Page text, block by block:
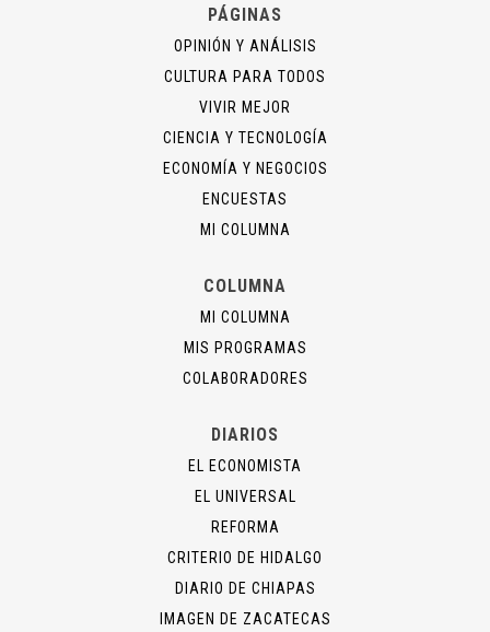
PÁGINAS
OPINIÓN Y ANÁLISIS
CULTURA PARA TODOS
VIVIR MEJOR
CIENCIA Y TECNOLOGÍA
ECONOMÍA Y NEGOCIOS
ENCUESTAS
MI COLUMNA
COLUMNA
MI COLUMNA
MIS PROGRAMAS
COLABORADORES
DIARIOS
EL ECONOMISTA
EL UNIVERSAL
REFORMA
CRITERIO DE HIDALGO
DIARIO DE CHIAPAS
IMAGEN DE ZACATECAS